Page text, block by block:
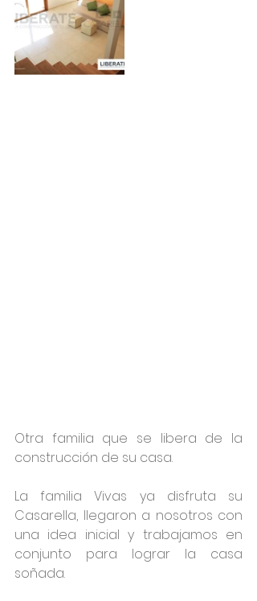
Otra familia que se libera de la
construcción de su casa.
La familia Vivas ya disfruta su
Casarella, llegaron a nosotros con
una idea inicial y trabajamos en
conjunto para lograr la casa
soñada.